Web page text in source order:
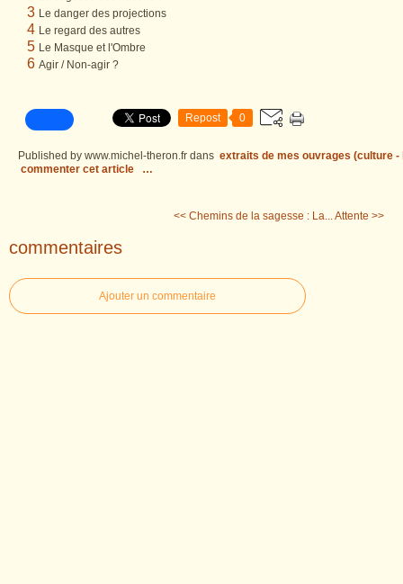
3 Le danger des projections
4 Le regard des autres
5 Le Masque et l'Ombre
6 Agir / Non-agir ?
Repost 0
Published by www.michel-theron.fr dans extraits de mes ouvrages (culture
commenter cet article
…
<< Chemins de la sagesse : La...Attente >>
commentaires
Ajouter un commentaire